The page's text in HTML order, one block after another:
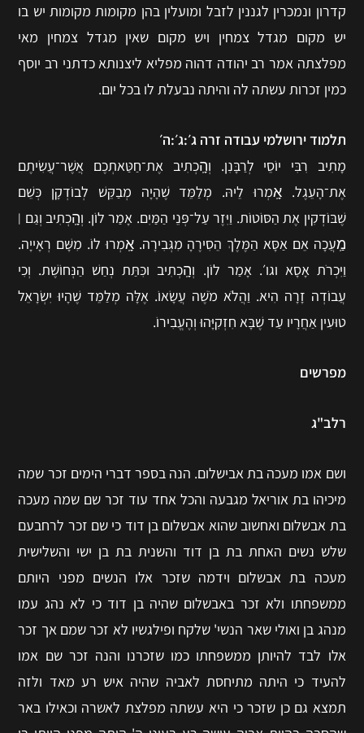
קדרון ונמכרין לגננין לזבל ומועלין בהן מקומות מקומות יש בו
יש מקום מגדל צמחין ויש מקום שאין מגדל צמחין מאי
מפלצתה אמר רב יהודה דהוה מפליא ליצנותא כדתני רב יוסף
כמין זכרות עשתה לה והיתה נבעלת לו בכל יום.
תלמוד ירושלמי עבודה זרה ג׳:ג׳:ה׳
מָתִיב רִבִּי יוֹסֵי לְרַבָּנִן. וְהָֽכְתִיב אֶת־חַטַּאתְכֶם אֲשֶׁר־עֲשִׂיתֶם
אֶת־הָעֵגֶל. אָֽמְרוּ לֵיהּ. מְלַמֵּד שֶׁהָיָה מְבַקֵּשׁ לְבוֹדְקָן כְּשֵׁם
שֶׁבּוֹדְקִין אֶת הַסּוֹטוֹת. וַיִּזֶר עַל־פְּנֵי הַמַּיִם. אָמַר לוֹן. וְהָֽכְתִיב וְגַם ׀
מַֽעֲכָה אֵם אַסָּא הַמֶּלֶךְ הֵסִירֶהָ מִגְּבִירָה. אָֽמְרוּ לוֹ. מִשָּׁם רְאָייָה.
וַיִּכְרֹת אָסָא וגו׳. אָמַר לוֹן. וְהָֽכְתִיב וכִּתַּת נְחַשׁ הַנְּחוֹשֶׁת. וְכִי
עֲבוֹדְה זָרָה הִיא. וַהֲלֹא מֹשֶׁה עֲשָׂאוֹ. אֶלָּה מְלַמֵּד שֶׁהָיוּ יִשְׂרָאֵל
טוּעִין אַחֲרָיו עַד שֶׁבָּא חִזְקִיָּהוּ וְהֶעֱבִירוֹ.
מפרשים
רלב"ג
ושם אמו מעכה בת אבישלום. הנה בספר דברי הימים זכר שמה
מיכיהו בת אוריאל מגבעה והכל אחד עוד זכר שם שמה מעכה
בת אבשלום ואחשוב שהוא אבשלום בן דוד כי שם זכר לרחבעם
שלש נשים האחת בת בן דוד והשנית בת בן ישי והשלישית
מעכה בת אבשלום וידמה שזכר אלו הנשים מפני היותם
ממשפחתו ולא זכר באבשלום שהיה בן דוד כי לא נהג עמו
מנהג בן ואולי שאר הנשי' שלקח ופילגשיו לא זכר שמם אך זכר
אלו לבד להיותן ממשפחתו כמו שזכרנו והנה זכר שם אמו
להעיד כי היתה מתיחסת לאביה שהיה איש רע מאד ולזה
תמצא גם כן שזכר כי היא עשתה מפלצת לאשרה וכאילו באר